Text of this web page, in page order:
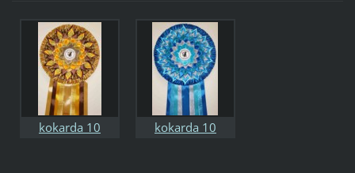
kokarda 10
kokarda 10